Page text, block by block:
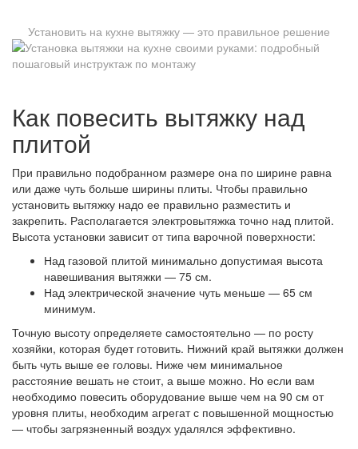
Установить на кухне вытяжку — это правильное решение
Как повесить вытяжку над
плитой
При правильно подобранном размере она по ширине равна
или даже чуть больше ширины плиты. Чтобы правильно
установить вытяжку надо ее правильно разместить и
закрепить. Располагается электровытяжка точно над плитой.
Высота установки зависит от типа варочной поверхности:
Над газовой плитой минимально допустимая высота
навешивания вытяжки — 75 см.
Над электрической значение чуть меньше — 65 см
минимум.
Точную высоту определяете самостоятельно — по росту
хозяйки, которая будет готовить. Нижний край вытяжки должен
быть чуть выше ее головы. Ниже чем минимальное
расстояние вешать не стоит, а выше можно. Но если вам
необходимо повесить оборудование выше чем на 90 см от
уровня плиты, необходим агрегат с повышенной мощностью
— чтобы загрязненный воздух удалялся эффективно.